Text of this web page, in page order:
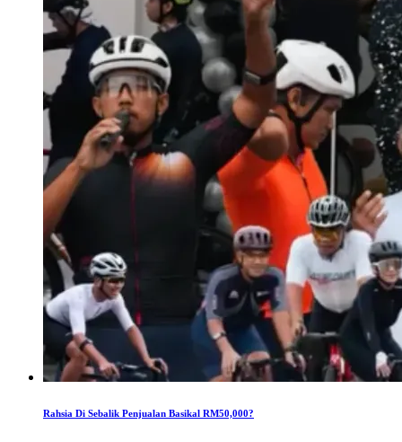
Rahsia Di Sebalik Penjualan Basikal RM50,000?